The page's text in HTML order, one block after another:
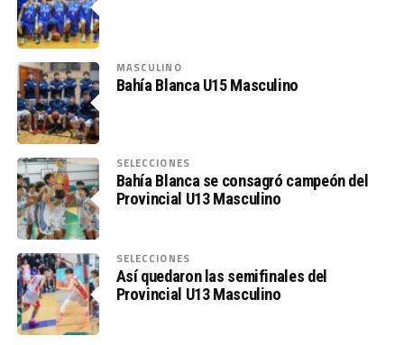
MASCULINO
Bahía Blanca U15 Masculino
SELECCIONES
Bahía Blanca se consagró campeón del
Provincial U13 Masculino
SELECCIONES
Así quedaron las semifinales del
Provincial U13 Masculino